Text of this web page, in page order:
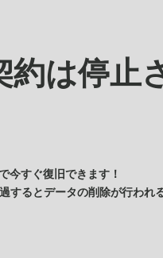
約は停止
今すぐ復旧できます！
するとデータの削除が行われ